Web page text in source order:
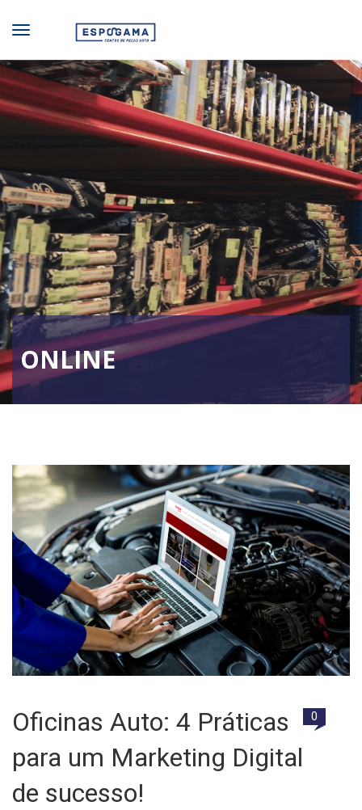
ONLINE
Oficinas Auto: 4 Práticas
para um Marketing Digital
de sucesso!
0